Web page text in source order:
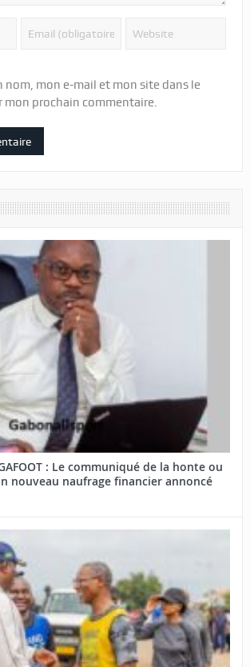
nom, mon e-mail et mon site dans le
mon prochain commentaire.
: Le communiqué de la honte ou
nouveau naufrage financier annoncé